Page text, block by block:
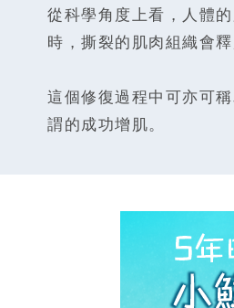
從科學角度上看，人體
時，撕裂的肌肉組織會
這個修復過程中可亦可
謂的成功增肌。